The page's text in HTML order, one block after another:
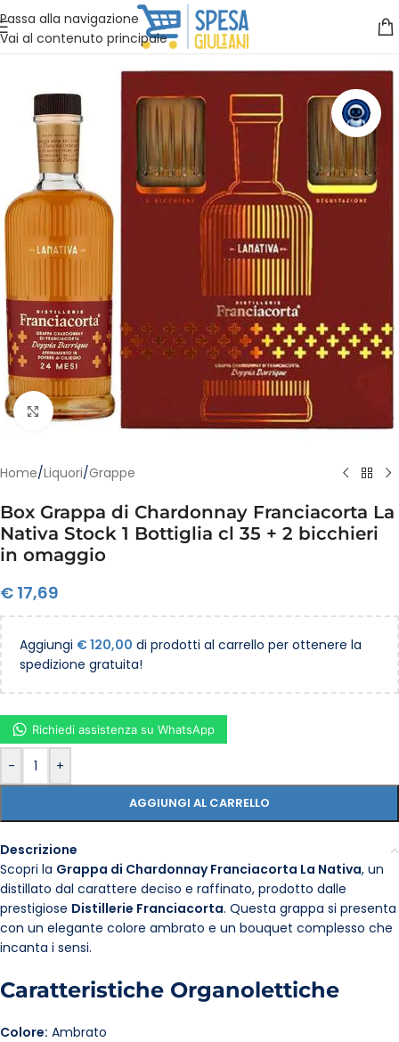
Passa alla navigazione
Vai al contenuto principale
Vuoi assistenza?Clicca qui e ti richiamiamo noi
Clicca per ingrandire
Home/Liquori/Grappe
Box Grappa di Chardonnay Franciacorta La
Nativa Stock 1 Bottiglia cl 35 + 2 bicchieri
in omaggio
€ 17,69
Aggiungi €120,00 di prodotti al carrello per ottenere la
spedizione gratuita!
- +
AGGIUNGI AL CARRELLO
Richiedi assistenza su WhatsApp
Descrizione
Scopri la Grappa di Chardonnay Franciacorta La Nativa, un
distillato dal carattere deciso e raffinato, prodotto dalle
prestigiose Distillerie Franciacorta. Questa grappa si presenta
con un elegante colore ambrato e un bouquet complesso che
incanta i sensi.
Caratteristiche Organolettiche
Colore: Ambrato